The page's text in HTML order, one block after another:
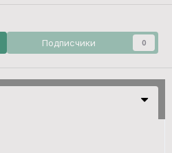
Подписчики 0